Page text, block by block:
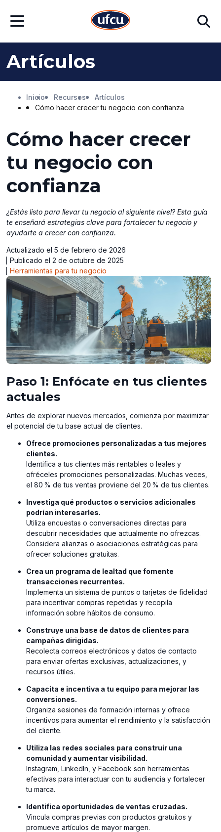
contenido
contenido
página
Abrir
Buscar
Artículos
Inicio Recursos
Artículos
Cómo hacer crecer tu negocio con confianza
Cómo hacer crecer
tu negocio con
confianza
¿Estás listo para llevar tu negocio al siguiente nivel? Esta guía
te enseñará estrategias clave para fortalecer tu negocio y
ayudarte a crecer con confianza.
Actualizado el 5 de febrero de 2026
Publicado el 2 de octubre de 2025
Herramientas para tu negocio
Paso 1: Enfócate en tus clientes
actuales
Antes de explorar nuevos mercados, comienza por maximizar
el potencial de tu base actual de clientes.
Ofrece promociones personalizadas a tus mejores
clientes.
Identifica a tus clientes más rentables o leales y
ofréceles promociones personalizadas. Muchas veces,
el 80 % de tus ventas proviene del 20 % de tus clientes.
Investiga qué productos o servicios adicionales
podrían interesarles.
Utiliza encuestas o conversaciones directas para
descubrir necesidades que actualmente no ofrezcas.
Considera alianzas o asociaciones estratégicas para
ofrecer soluciones gratuitas.
Crea un programa de lealtad que fomente
transacciones recurrentes.
Implementa un sistema de puntos o tarjetas de fidelidad
para incentivar compras repetidas y recopila
información sobre hábitos de consumo.
Construye una base de datos de clientes para
campañas dirigidas.
⁠Recolecta correos electrónicos y datos de contacto
para enviar ofertas exclusivas, actualizaciones, y
recursos útiles.
Capacita e incentiva a tu equipo para mejorar las
conversiones.
⁠Organiza sesiones de formación internas y ofrece
incentivos para aumentar el rendimiento y la satisfacción
del cliente.
Utiliza las redes sociales para construir una
comunidad y aumentar visibilidad.
⁠Instagram, LinkedIn, y Facebook son herramientas
efectivas para interactuar con tu audiencia y fortalecer
tu marca.
Identifica oportunidades de ventas cruzadas.
Vincula compras previas con productos gratuitos y
promueve artículos de mayor margen.